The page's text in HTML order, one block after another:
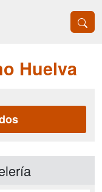
Huelva